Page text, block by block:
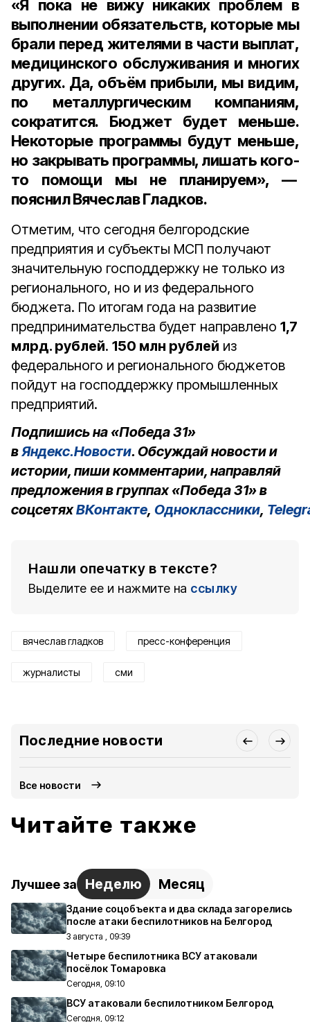
«Я пока не вижу никаких проблем в
выполнении обязательств, которые мы
брали перед жителями в части выплат,
медицинского обслуживания и многих
других. Да, объём прибыли, мы видим,
по металлургическим компаниям,
сократится. Бюджет будет меньше.
Некоторые программы будут меньше,
но закрывать программы, лишать кого-
то помощи мы не планируем», —
пояснил Вячеслав Гладков.
Отметим, что сегодня белгородские
предприятия и субъекты МСП получают
значительную господдержку не только из
регионального, но и из федерального
бюджета. По итогам года на развитие
предпринимательства будет направлено 1,7
млрд. рублей. 150 млн рублей из
федерального и регионального бюджетов
пойдут на господдержку промышленных
предприятий.
Подпишись на «Победа 31»
вЯндекс.Новости. Обсуждай новости и
истории, пиши комментарии, направляй
предложения в группах «Победа 31» в
соцсетяхВКонтакте, Одноклассники,
Нашли опечатку в тексте?
Выделите ее и нажмите на ссылку
вячеслав гладков пресс-конференция
журналисты сми
Последние новости
Все новости
Читайте также
Лучшее за Неделю Месяц
Здание соцобъекта и два склада загорелись
после атаки беспилотников на Белгород
3 августа , 09:39
Четыре беспилотника ВСУ атаковали
посёлок Томаровка
Сегодня, 09:10
ВСУ атаковали беспилотником Белгород
Сегодня, 09:12